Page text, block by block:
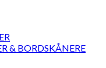
& BORDSKÅNERE